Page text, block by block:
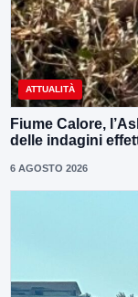
ATTUALITÀ
Fiume Calore,
delle indagini
6 AGOSTO 2026